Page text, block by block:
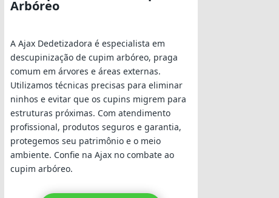
Arbóreo
A Ajax Dedetizadora é especialista em
descupinização de cupim arbóreo, praga
comum em árvores e áreas externas.
Utilizamos técnicas precisas para eliminar
ninhos e evitar que os cupins migrem para
estruturas próximas. Com atendimento
profissional, produtos seguros e garantia,
protegemos seu patrimônio e o meio
ambiente. Confie na Ajax no combate ao
cupim arbóreo.